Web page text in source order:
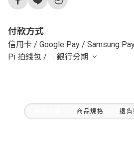
付款方式
信用卡 / Google Pay / Samsung
Pi 拍錢包 / ｜銀行分期
商品規格 退貨